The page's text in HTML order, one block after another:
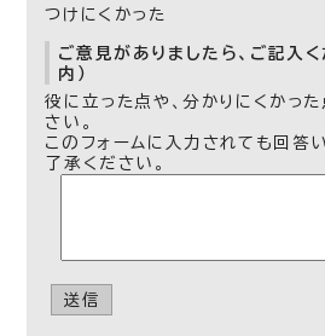
つけにくかった
ご意見がありましたら、ご記入
内）
役に立った点や、分かりにくかっ
さい。
このフォームに入力されても回答
了承ください。
送信